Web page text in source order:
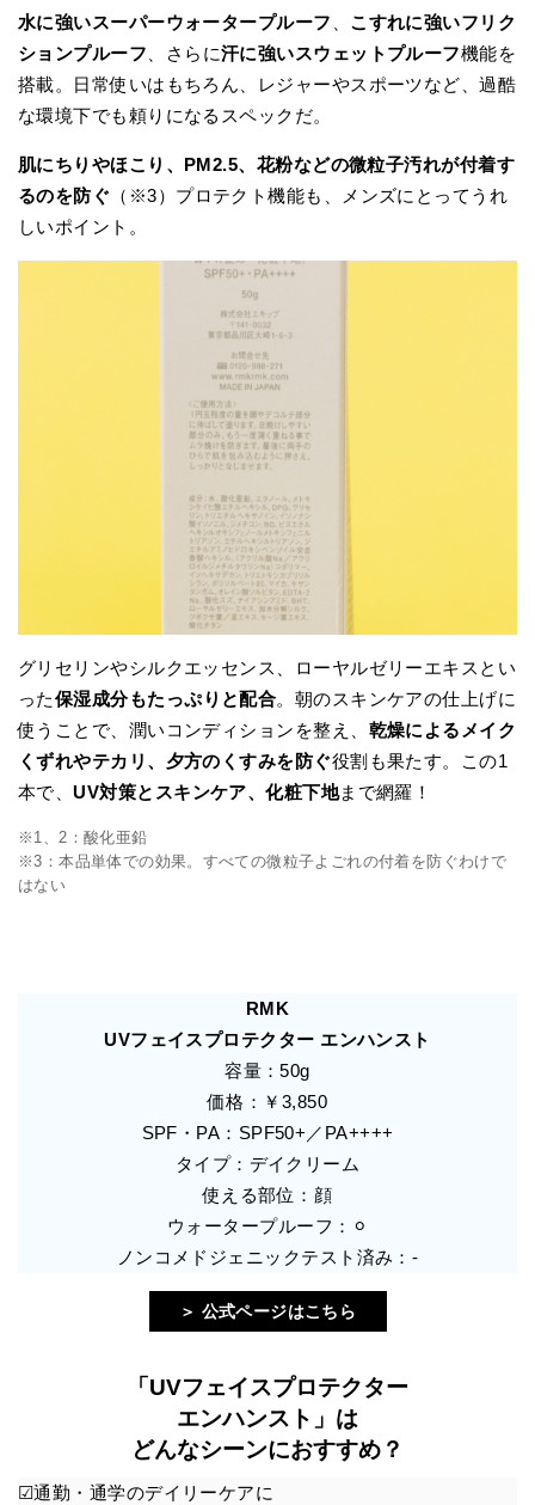
水に強いスーパーウォータープルーフ
こすれに強いフリク
ションプルーフ 、さらに汗に強いスウェットプルーフ機能を
搭載。日常使いはもちろん、レジャーやスポーツなど、過酷
な環境下でも頼りになるスペックだ。
肌にちりやほこり、PM2.5、花粉などの微粒子汚れが付着す
るのを防ぐ （※3）プロテクト機能も、メンズにとってうれ
しいポイント。
グリセリンやシルクエッセンス、ローヤルゼリーエキスとい
った保湿成分もたっぷりと配合。朝のスキンケアの仕上げに
使うことで、潤いコンディションを整え、 乾燥によるメイク
くずれやテカリ、夕方のくすみを防ぐ役割も果たす。この1
本で、UV対策とスキンケア、化粧下地まで網羅！
※1、2：酸化亜鉛
※3：本品単体での効果。すべての微粒子よごれの付着を防ぐわけで
はない
RMK
UVフェイスプロテクター エンハンスト
容量：50g
価格：￥3,850
SPF・PA：SPF50+／PA++++
タイプ：デイクリーム
使える部位：顔
ウォータープルーフ：⚪︎
ノンコメドジェニックテスト済み：-
＞ 公式ページはこちら
「UVフェイスプロテクター
エンハンスト」は
どんなシーンにおすすめ？
☑︎通勤・通学のデイリーケアに